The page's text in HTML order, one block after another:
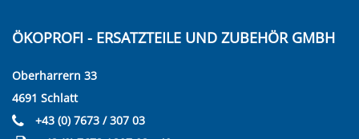
ÖKOPROFI - ERSATZTEILE UND ZUBEHÖR GMBH
Oberharrern 33
4691 Schlatt
+43 (0) 7673 / 307 03